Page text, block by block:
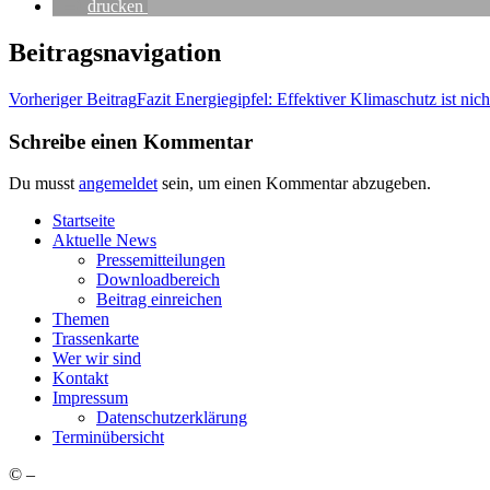
dru­cken
Beitragsnavigation
Vorheriger BeitragFazit Ener­gie­gip­fel: Effek­ti­ver Kli­ma­schutz ist
Schreibe einen Kommentar
Du musstangemeldetsein, um einen Kommentar abzugeben.
Start­sei­te
Aktu­el­le News
Pres­se­mit­tei­lun­gen
Down­load­be­reich
Bei­trag einreichen
The­men
Tras­sen­kar­te
Wer wir sind
Kon­takt
Impres­sum
Daten­schutz­er­klä­rung
Ter­min­über­sicht
© –